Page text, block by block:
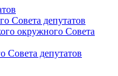
Совета депутатов
окружного Совета
Совета депутатов